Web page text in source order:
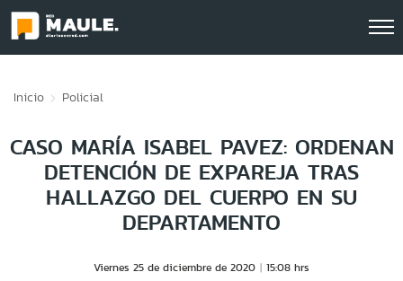
Inicio Policial
CASO MARÍA ISABEL PAVEZ: ORDENAN
DETENCIÓN DE EXPAREJA TRAS
HALLAZGO DEL CUERPO EN SU
DEPARTAMENTO
Viernes 25 de diciembre de 2020 15:08 hrs